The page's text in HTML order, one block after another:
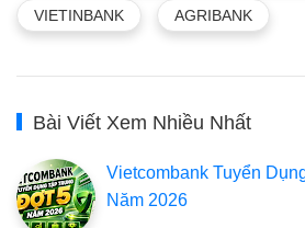
VIETINBANK AGRIBANK
Bài Viết Xem Nhiều Nhất
Vietcombank Tuyển
Năm 2026